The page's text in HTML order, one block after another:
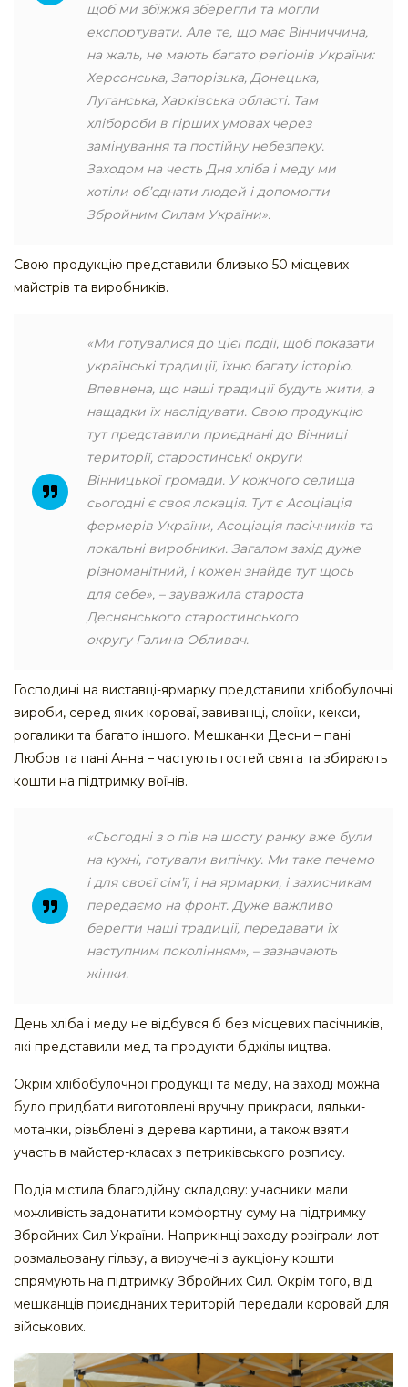
щоб ми збіжжя зберегли та могли
експортувати. Але те, що має Вінниччина,
на жаль, не мають багато регіонів України:
Херсонська, Запорізька, Донецька,
Луганська, Харківська області. Там
хлібороби в гірших умовах через
замінування та постійну небезпеку.
Заходом на честь Дня хліба і меду ми
хотіли об’єднати людей і допомогти
Збройним Силам України».
Свою продукцію представили близько 50 місцевих
майстрів та виробників.
«Ми готувалися до цієї події, щоб показати
українські традиції, їхню багату історію.
Впевнена, що наші традиції будуть жити, а
нащадки їх наслідувати. Свою продукцію
тут представили приєднані до Вінниці
території, старостинські округи
Вінницької громади. У кожного селища
сьогодні є своя локація. Тут є Асоціація
фермерів України, Асоціація пасічників та
локальні виробники. Загалом захід дуже
різноманітний, і кожен знайде тут щось
для себе», – зауважила староста
Деснянського старостинського
округу Галина Обливач.
Господині на виставці-ярмарку представили хлібобулочні
вироби, серед яких короваї, завиванці, слоїки, кекси,
рогалики та багато іншого. Мешканки Десни – пані
Любов та пані Анна – частують гостей свята та збирають
кошти на підтримку воїнів.
«Сьогодні з о пів на шосту ранку вже були
на кухні, готували випічку. Ми таке печемо
і для своєї сім’ї, і на ярмарки, і захисникам
передаємо на фронт. Дуже важливо
берегти наші традиції, передавати їх
наступним поколінням», – зазначають
жінки.
День хліба і меду не відбувся б без місцевих пасічників,
які представили мед та продукти бджільництва.
Окрім хлібобулочної продукції та меду, на заході можна
було придбати виготовлені вручну прикраси, ляльки-
мотанки, різьблені з дерева картини, а також взяти
участь в майстер-класах з петриківського розпису.
Подія містила благодійну складову: учасники мали
можливість задонатити комфортну суму на підтримку
Збройних Сил України. Наприкінці заходу розіграли лот –
розмальовану гільзу, а виручені з аукціону кошти
спрямують на підтримку Збройних Сил. Окрім того, від
мешканців приєднаних територій передали коровай для
військових.